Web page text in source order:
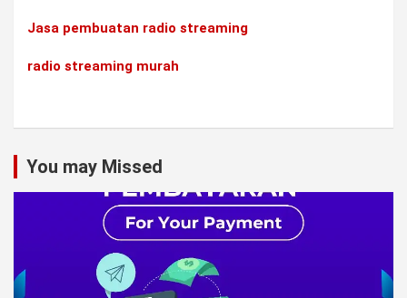
Jasa pembuatan radio streaming
radio streaming murah
You may Missed